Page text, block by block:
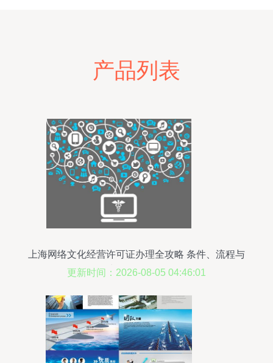
产品列表
上海网络文化经营许可证办理全攻略 条件、流程与
常见问题解析
更新时间：2026-08-05 04:46:01